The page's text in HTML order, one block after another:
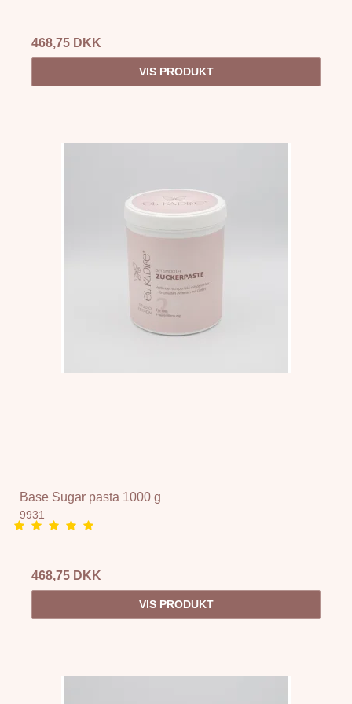
468,75 DKK
VIS PRODUKT
Base Sugar pasta 1000 g
9931
468,75 DKK
VIS PRODUKT